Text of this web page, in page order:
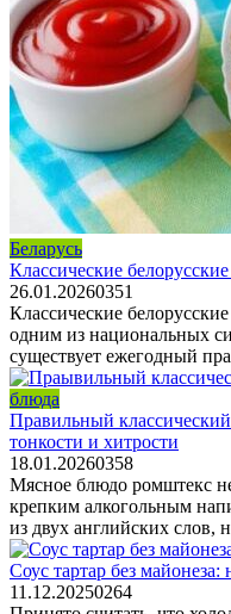
Беларусь
Классические
26.01.20260351
Классические
одним из национальных
существует ежегодный
блюда
Правильный
тонкости и хитрости
18.01.20260358
Мясное блюдо ромштекс
крепким алкогольным
из двух английских слов,
Соус тартар без
11.12.20250264